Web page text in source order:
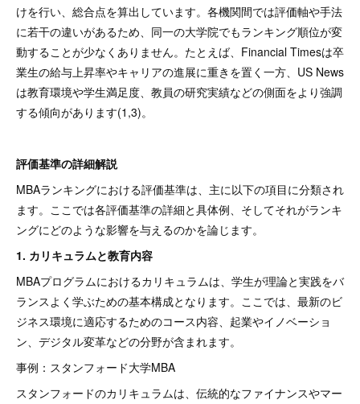
けを行い、総合点を算出しています。各機関間では評価軸や手法
に若干の違いがあるため、同一の大学院でもランキング順位が変
動することが少なくありません。たとえば、Financial Timesは卒
業生の給与上昇率やキャリアの進展に重きを置く一方、US News
は教育環境や学生満足度、教員の研究実績などの側面をより強調
する傾向があります(1,3)。
評価基準の詳細解説
MBAランキングにおける評価基準は、主に以下の項目に分類され
ます。ここでは各評価基準の詳細と具体例、そしてそれがランキ
ングにどのような影響を与えるのかを論じます。
1. カリキュラムと教育内容
MBAプログラムにおけるカリキュラムは、学生が理論と実践をバ
ランスよく学ぶための基本構成となります。ここでは、最新のビ
ジネス環境に適応するためのコース内容、起業やイノベーショ
ン、デジタル変革などの分野が含まれます。
事例：スタンフォード大学MBA
スタンフォードのカリキュラムは、伝統的なファイナンスやマー